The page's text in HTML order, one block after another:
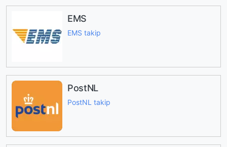
EMS
EMS takip
PostNL
PostNL takip